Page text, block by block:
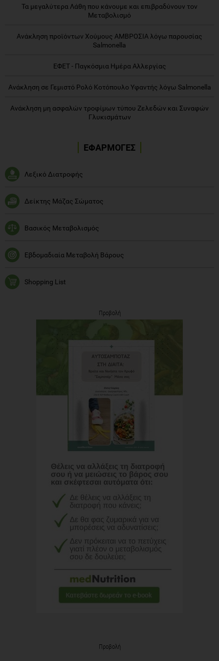
Τα μεγαλύτερα Λάθη που κάνουμε και επιβραδύνουν τον
Μεταβολισμό
Ανάκληση προϊόντων Χούμους ΑΜΒΡΟΣΙΑ λόγω παρουσίας
Salmonella
ΕΦΕΤ - Παγκόσμια Ημέρα Αλλεργίας
Ανάκληση σε Γεμιστό Ρολό Κοτόπουλο Υφαντής λόγω Salmonella
Ανάκληση μη ασφαλών τροφίμων τύπου Ζελεδών και Συναφών
Γλυκισμάτων
ΕΦΑΡΜΟΓΕΣ
Λεξικό Διατροφής
Δείκτης Μάζας Σώματος
Βασικός Μεταβολισμός
Εβδομαδιαία Μεταβολή Βάρους
Shopping List
Προβολή
Προβολή